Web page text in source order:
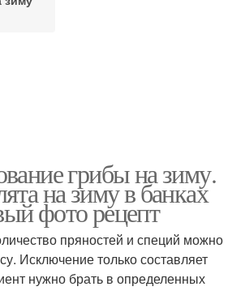
грибы на зиму.
на зиму в банках
фото рецепт
пряностей и специй можно
Исключение только составляет
нужно брать в определенных